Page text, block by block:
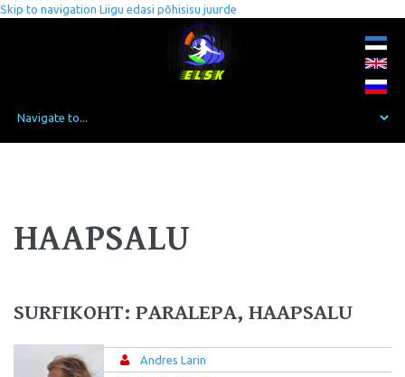
Skip to navigation Liigu edasi põhisisu juurde
HAAPSALU
SURFIKOHT: PARALEPA, HAAPSALU
Andres Larin